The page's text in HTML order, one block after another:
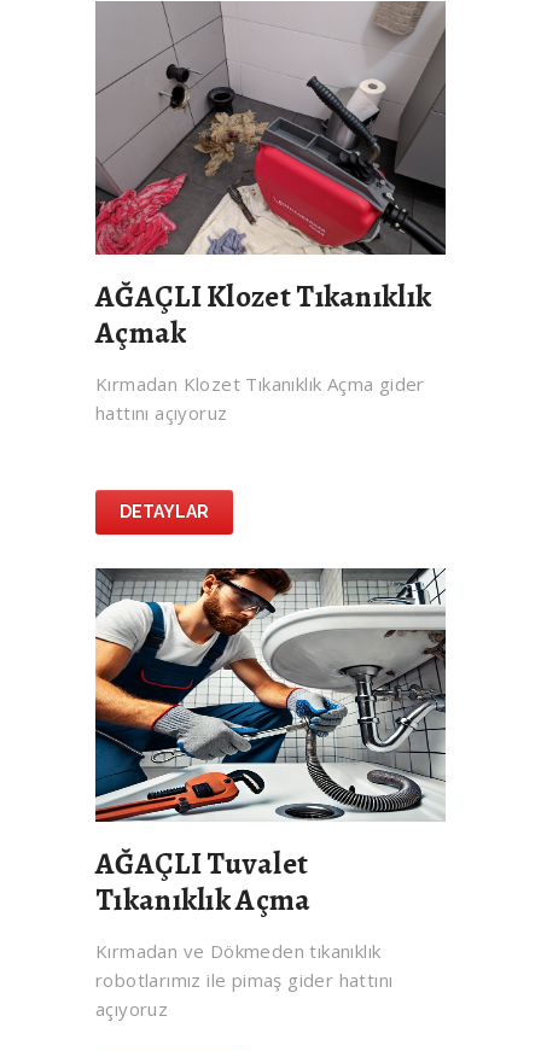
AĞAÇLI Klozet Tıkanıklık
Açmak
Kırmadan Klozet Tıkanıklık Açma gider
hattını açıyoruz
DETAYLAR
AĞAÇLI Tuvalet
Tıkanıklık Açma
Kırmadan ve Dökmeden tıkanıklık
robotlarımız ile pimaş gider hattını
açıyoruz